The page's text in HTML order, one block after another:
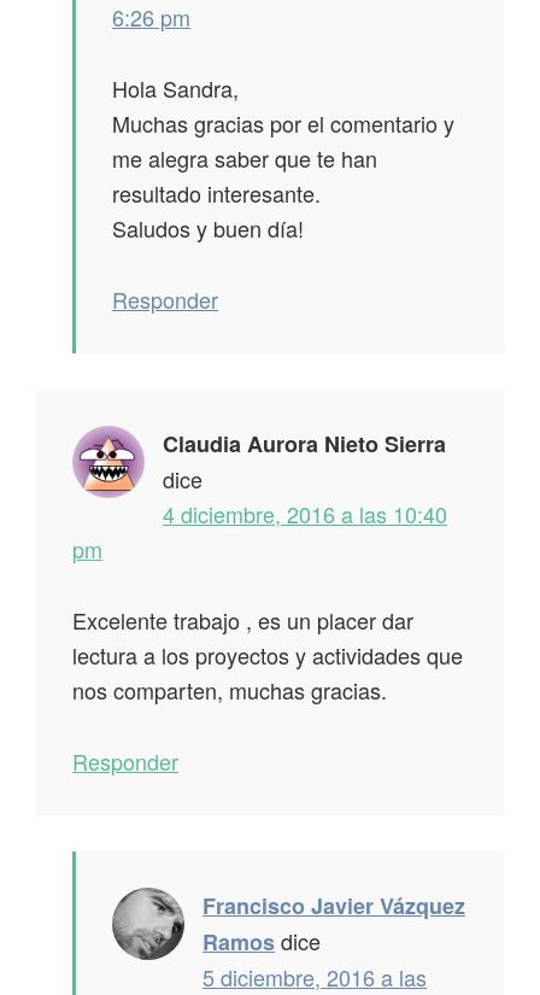
6:26 pm
Hola Sandra,
Muchas gracias por el comentario y
me alegra saber que te han
resultado interesante.
Saludos y buen día!
Responder
Claudia Aurora Nieto Sierra
dice
4 diciembre, 2016 a las 10:40
pm
Excelente trabajo , es un placer dar
lectura a los proyectos y actividades que
nos comparten, muchas gracias.
Responder
Francisco Javier Vázquez
Ramosdice
5 diciembre, 2016 a las